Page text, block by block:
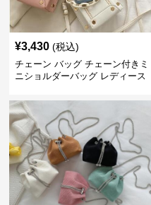
¥3,430 (税込)
チェーン バッグ チェーン付きミ
ニショルダーバッグ レディース